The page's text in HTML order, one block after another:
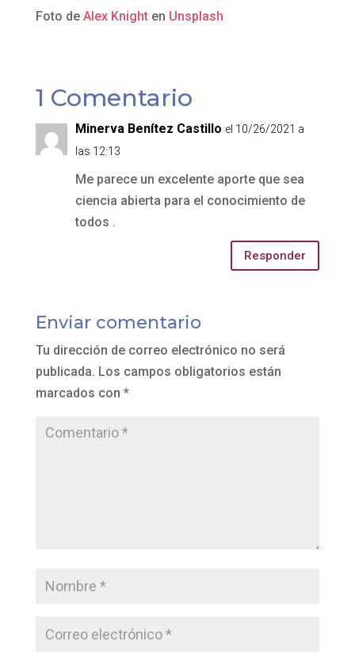
Foto de Alex Knighten Unsplash
1 Comentario
Minerva Benítez Castillo el 10/26/2021 a
las 12:13
Me parece un excelente aporte que sea
ciencia abierta para el conocimiento de
todos .
Responder
Enviar comentario
Tu dirección de correo electrónico no será
publicada. Los campos obligatorios están
marcados con *